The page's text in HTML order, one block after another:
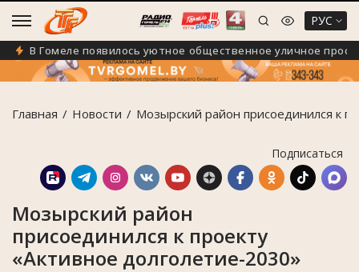
РУС
В Гомеле появилось уютное общественное уличное
Главная Новости Мозырский район присоединился к
Подписаться
Мозырский район
присоединился к проекту
«Активное долголетие-2030»